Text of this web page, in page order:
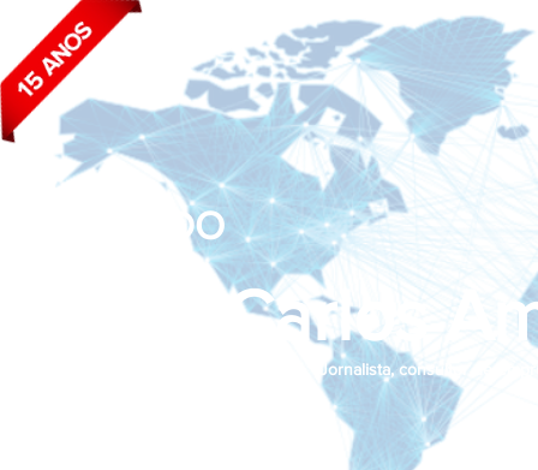
João Carlos
BLOG DO
Jornalista, consultor de